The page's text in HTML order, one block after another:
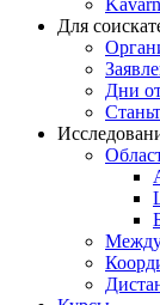
Для
Дни